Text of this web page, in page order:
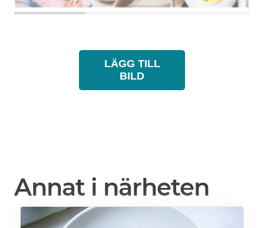
LÄGG TILL
BILD
Annat i närheten